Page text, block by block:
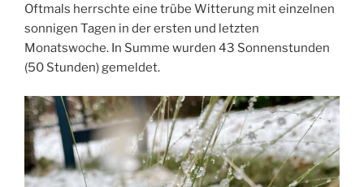
Oftmals herrschte eine trübe Witterung mit einzelnen
sonnigen Tagen in der ersten und letzten
Monatswoche. In Summe wurden 43 Sonnenstunden
(50 Stunden) gemeldet.